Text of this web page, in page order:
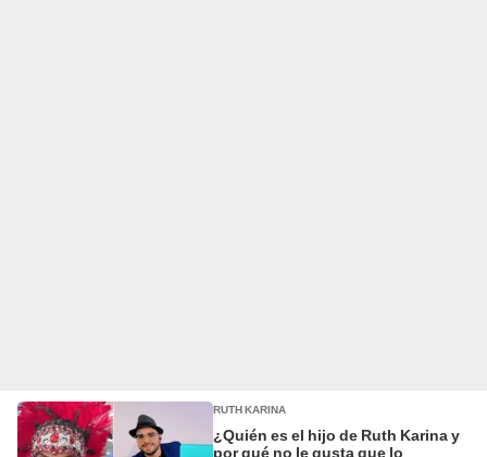
RUTH KARINA
¿Quién es el hijo de Ruth Karina y
por qué no le gusta que lo